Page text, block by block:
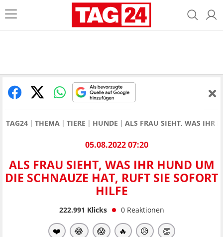
TAG24 THEMA TIERE HUNDE ALS FRAU SIEHT, WAS IHR
05.08.2022 07:20
ALS FRAU SIEHT, WAS IHR HUND UM
DIE SCHNAUZE HAT, RUFT SIE SOFORT
HILFE
222.991 Klicks 0 Reaktionen
❤️ 😂 😱 🔥 😥 👏